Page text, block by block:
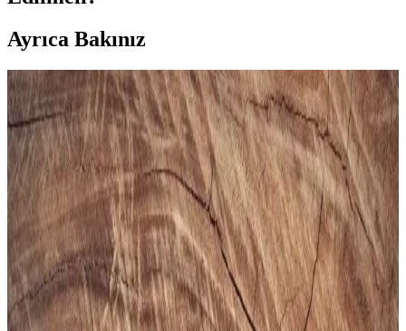
Ayrıca Bakınız
Gezer Yazlık Erkek Terlik: Konfor ve Şıklık Sunan
Hafif ve Dayanıklı Tasarım
Gezer Yazlık Erkek Terlik, hafif, şık ve dayanıklı malzemeleriyle
günlük kullanımda konfor sağlar, sade tasarımıyla farklı tarzlara
uyum sağlar.
Puma Shuffle 309668-25 Erkek Günlük ve Spor
Kullanımına Uygun Ayakkabı
Puma Shuffle 309668-25, hafif yastıklama ve dayanıklı taban
özellikleriyle günlük ve spor aktivitelerinde konfor sağlar, şık ve
pratik tasarımıyla öne çıkar.